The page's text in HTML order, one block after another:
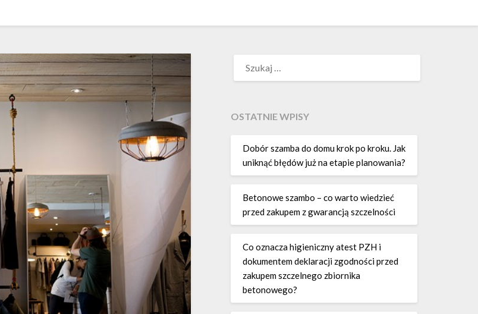
OSTATNIE WPISY
Dobór szamba do domu krok po kroku. Jak
uniknąć błędów już na etapie planowania?
Betonowe szambo – co warto wiedzieć
przed zakupem z gwarancją szczelności
Co oznacza higieniczny atest PZH i
dokumentem deklaracji zgodności przed
zakupem szczelnego zbiornika
betonowego?